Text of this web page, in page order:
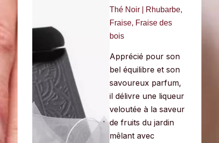
Thé Noir | Rhubarbe,
Fraise, Fraise des
bois
Apprécié pour son
bel équilibre et son
savoureux parfum,
il délivre une liqueur
veloutée à la saveur
de fruits du jardin
mêlant avec